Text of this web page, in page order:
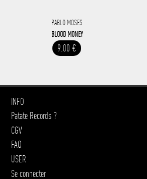
PABLO MOSES
BLOOD MONEY
9.00 €
INFO
Patate Records ?
CGV
FAQ
USER
Se connecter